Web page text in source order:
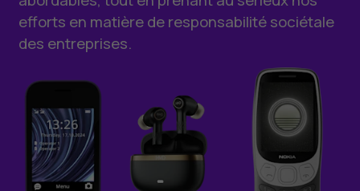
efforts en matière de responsabilité sociétale
des entreprises.